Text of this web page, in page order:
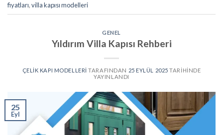
fiyatları,villa kapısı modelleri
GENEL
Yıldırım Villa Kapısı Rehberi
ÇELIK KAPI MODELLERI TARAFINDAN 25 EYLÜL 2025 TARIHINDE
YAYINLANDI
25
Eyl